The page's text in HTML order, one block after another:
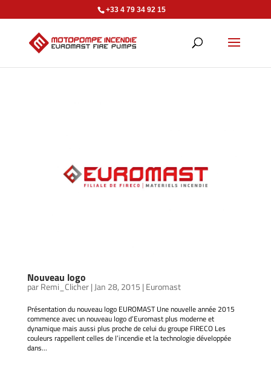
+33 4 79 34 92 15
Nouveau logo
parRemi_Clicher|Jan 28, 2015 | Euromast
Présentation du nouveau logo EUROMAST Une nouvelle année 2015
commence avec un nouveau logo d’Euromast plus moderne et
dynamique mais aussi plus proche de celui du groupe FIRECO Les
couleurs rappellent celles de l’incendie et la technologie développée
dans...